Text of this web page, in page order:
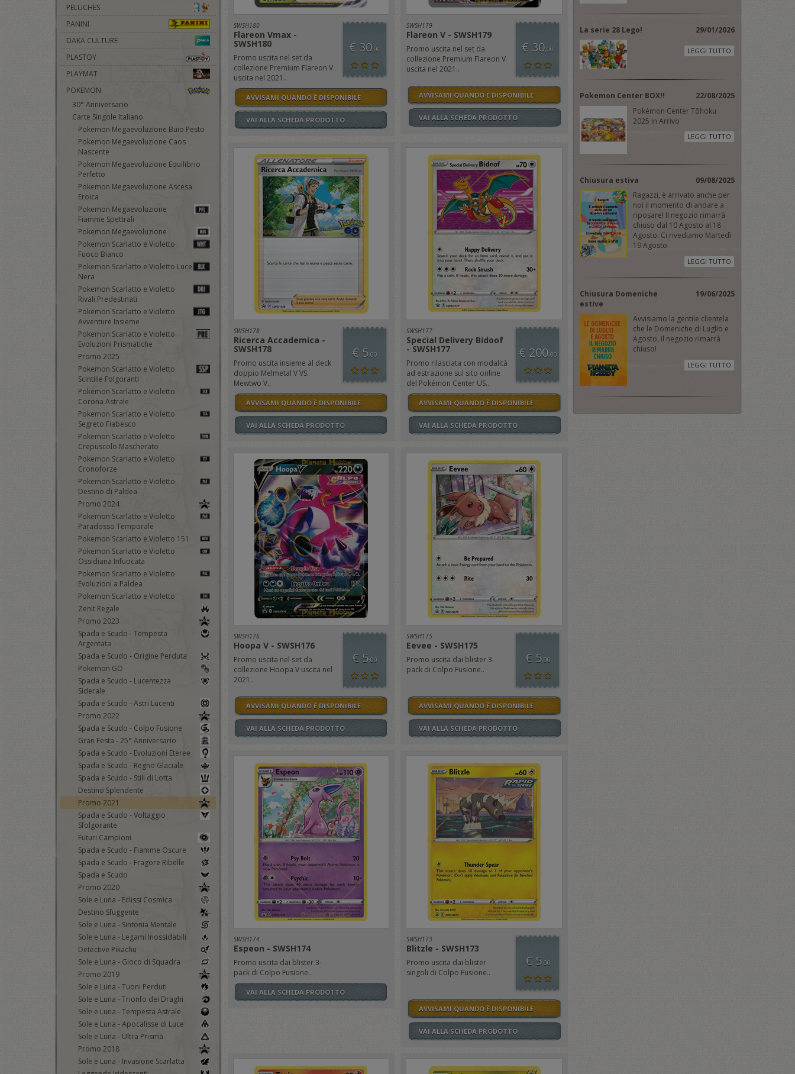
PELUCHES
PANINI
DAKA CULTURE
PLASTOY
PLAYMAT
POKEMON
30° Anniversario
Carte Singole Italiano
Pokemon Megaevoluzione Buio Pesto
Pokemon Megaevoluzione Caos
Nascente
Pokemon Megaevoluzione Equilibrio
Perfetto
Pokemon Megaevoluzione Ascesa
Eroica
Pokemon Megaevoluzione
Fiamme Spettrali
Pokemon Megaevoluzione
Pokemon Scarlatto e Violetto
Fuoco Bianco
Pokemon Scarlatto e Violetto Luce
Nera
Pokemon Scarlatto e Violetto
Rivali Predestinati
Pokemon Scarlatto e Violetto
Avventure Insieme
Pokemon Scarlatto e Violetto
Evoluzioni Prismatiche
Promo 2025
Pokemon Scarlatto e Violetto
Scintille Folgoranti
Pokemon Scarlatto e Violetto
Corona Astrale
Pokemon Scarlatto e Violetto
Segreto Fiabesco
Pokemon Scarlatto e Violetto
Crepuscolo Mascherato
Pokemon Scarlatto e Violetto
Cronoforze
Pokemon Scarlatto e Violetto
Destino di Paldea
Promo 2024
Pokemon Scarlatto e Violetto
Paradosso Temporale
Pokemon Scarlatto e Violetto 151
Pokemon Scarlatto e Violetto
Ossidiana Infuocata
Pokemon Scarlatto e Violetto
Evoluzioni a Paldea
Pokemon Scarlatto e Violetto
Zenit Regale
Promo 2023
Spada e Scudo - Tempesta
Argentata
Spada e Scudo - Origine Perduta
Pokemon GO
Spada e Scudo - Lucentezza
Siderale
Spada e Scudo - Astri Lucenti
Promo 2022
Spada e Scudo - Colpo Fusione
Gran Festa - 25° Anniversario
Spada e Scudo - Evoluzioni Eteree
Spada e Scudo - Regno Glaciale
Spada e Scudo - Stili di Lotta
Destino Splendente
Promo 2021
Spada e Scudo - Voltaggio
Sfolgorante
Futuri Campioni
Spada e Scudo - Fiamme Oscure
Spada e Scudo - Fragore Ribelle
Spada e Scudo
Promo 2020
Sole e Luna - Eclissi Cosmica
Destino Sfuggente
Sole e Luna - Sintonia Mentale
Sole e Luna - Legami Inossidabili
Detective Pikachu
Sole e Luna - Gioco di Squadra
Promo 2019
Sole e Luna - Tuoni Perduti
Sole e Luna - Trionfo dei Draghi
Sole e Luna - Tempesta Astrale
Sole e Luna - Apocalisse di Luce
Sole e Luna - Ultra Prisma
Promo 2018
Sole e Luna - Invasione Scarlatta
SWSH180
Flareon Vmax -
SWSH180
Promo uscita nel set da
collezione Premium Flareon V
uscita nel 2021..
€ 30,00
AVVISAMI QUANDO È DISPONIBILE
VAI ALLA SCHEDA PRODOTTO
SWSH179
Flareon V - SWSH179
Promo uscita nel set da
collezione Premium Flareon V
uscita nel 2021..
€ 30,00
AVVISAMI QUANDO È DISPONIBILE
VAI ALLA SCHEDA PRODOTTO
SWSH178
Ricerca Accademica -
SWSH178
Promo uscita insieme al deck
doppio Melmetal V VS.
Mewtwo V..
€ 5,00
AVVISAMI QUANDO È DISPONIBILE
VAI ALLA SCHEDA PRODOTTO
SWSH177
Special Delivery Bidoof
- SWSH177
Promo rilasciata con modalità
ad estrazione sul sito online
del Pokémon Center US..
€ 200,00
AVVISAMI QUANDO È DISPONIBILE
VAI ALLA SCHEDA PRODOTTO
SWSH176
Hoopa V - SWSH176
Promo uscita nel set da
collezione Hoopa V uscita nel
2021..
€ 5,00
AVVISAMI QUANDO È DISPONIBILE
VAI ALLA SCHEDA PRODOTTO
SWSH175
Eevee - SWSH175
Promo uscita dai blister 3-
pack di Colpo Fusione..
€ 5,00
AVVISAMI QUANDO È DISPONIBILE
VAI ALLA SCHEDA PRODOTTO
SWSH174
Espeon - SWSH174
Promo uscita dai blister 3-
pack di Colpo Fusione..
VAI ALLA SCHEDA PRODOTTO
SWSH173
Blitzle - SWSH173
Promo uscita dai blister
singoli di Colpo Fusione..
€ 5,00
AVVISAMI QUANDO È DISPONIBILE
VAI ALLA SCHEDA PRODOTTO
La serie 28 Lego! 29/01/2026
LEGGI TUTTO
Pokemon Center BOX!!
22/08/2025
Pokémon Center Tōhoku
2025 in Arrivo
LEGGI TUTTO
Chiusura estiva
09/08/2025
Ragazzi, è arrivato anche per
noi il momento di andare a
riposare! Il negozio rimarrà
chiuso dal 10 Agosto al 18
Agosto. Ci rivediamo Martedì
19 Agosto
LEGGI TUTTO
Chiusura Domeniche
estive
19/06/2025
Avvisiamo la gentile clientela
che le Domeniche di Luglio e
Agosto, il negozio rimarrà
chiuso!
LEGGI TUTTO